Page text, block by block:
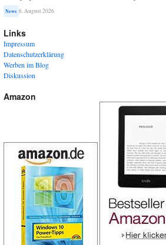
News 6. August 2026
Links
Impressum
Datenschutzerklärung
Werben im Blog
Diskussion
Amazon